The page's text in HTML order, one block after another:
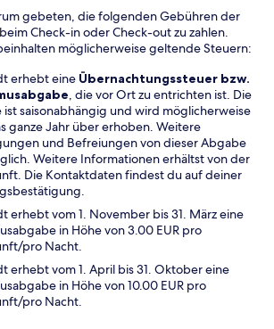
gebeten, die folgenden Gebühren der
Check-in oder Check-out zu zahlen.
möglicherweise geltende Steuern:
erhebt eine Übernachtungssteuer bzw.
, die vor Ort zu entrichten ist. Die
saisonabhängig und wird möglicherweise
ganze Jahr über erhoben. Weitere
und Befreiungen von dieser Abgabe
Weitere Informationen erhältst von der
Die Kontaktdaten findest du auf deiner
erhebt vom 1. November bis 31. März eine
in Höhe von 3.00 EUR pro
pro Nacht.
erhebt vom 1. April bis 31. Oktober eine
in Höhe von 10.00 EUR pro
pro Nacht.